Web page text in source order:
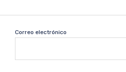
Correo electrónico